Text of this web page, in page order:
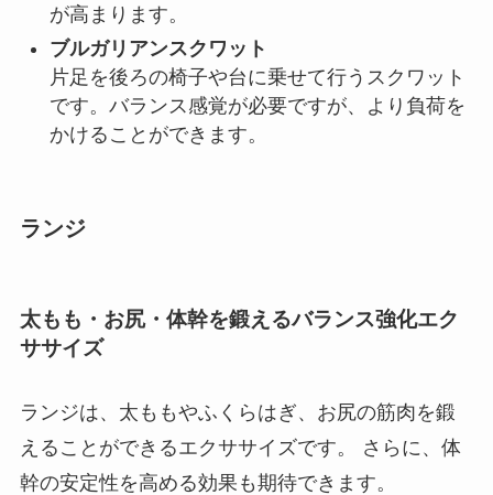
が高まります。
ブルガリアンスクワット
片足を後ろの椅子や台に乗せて行うスクワット
です。バランス感覚が必要ですが、より負荷を
かけることができます。
ランジ
太もも・お尻・体幹を鍛えるバランス強化エク
ササイズ
ランジは、太ももやふくらはぎ、お尻の筋肉を鍛
えることができるエクササイズです。 さらに、体
幹の安定性を高める効果も期待できます。